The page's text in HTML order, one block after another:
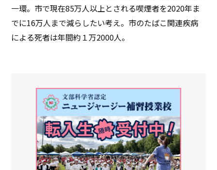
一環。市で現在85万人以上とされる喫煙者を2020年ま
でに16万人まで減らしたい考え。市のたばこ関連疾病
による死者は年間約１万2000人。